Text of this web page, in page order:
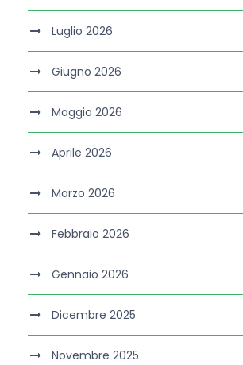
Luglio 2026
Giugno 2026
Maggio 2026
Aprile 2026
Marzo 2026
Febbraio 2026
Gennaio 2026
Dicembre 2025
Novembre 2025